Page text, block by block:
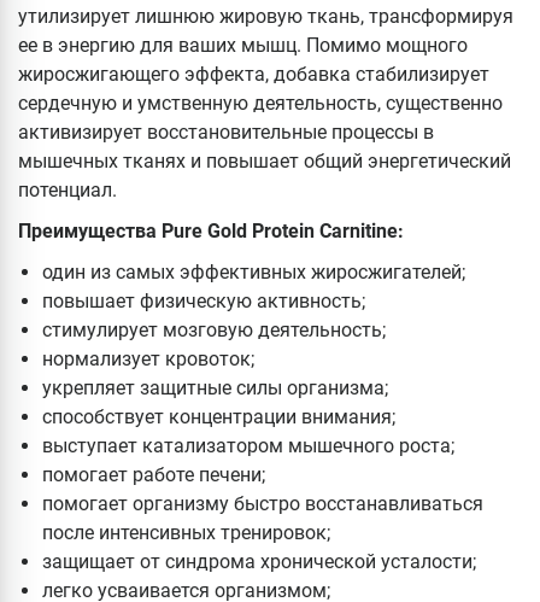
утилизирует лишнюю жировую ткань, трансформируя
ее в энергию для ваших мышц. Помимо мощного
жиросжигающего эффекта, добавка стабилизирует
сердечную и умственную деятельность, существенно
активизирует восстановительные процессы в
мышечных тканях и повышает общий энергетический
потенциал.
Преимущества Pure Gold Protein Carnitine:
один из самых эффективных жиросжигателей;
повышает физическую активность;
стимулирует мозговую деятельность;
нормализует кровоток;
укрепляет защитные силы организма;
способствует концентрации внимания;
выступает катализатором мышечного роста;
помогает работе печени;
помогает организму быстро восстанавливаться
после интенсивных тренировок;
защищает от синдрома хронической усталости;
легко усваивается организмом;